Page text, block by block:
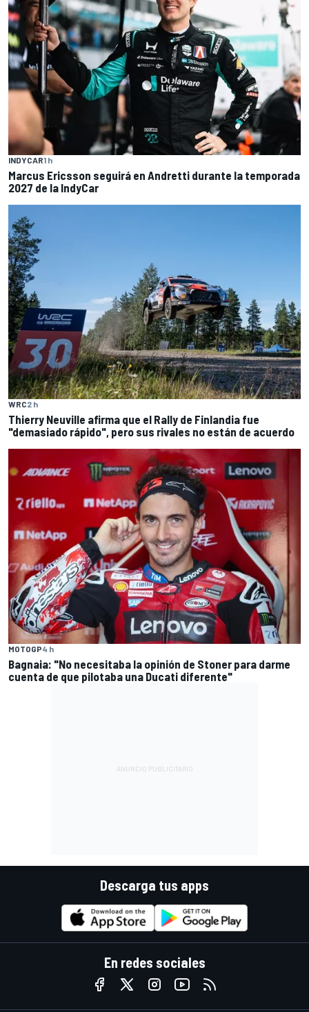
INDYCAR1 h
Marcus Ericsson seguirá en Andretti durante la temporada
2027 de la IndyCar
WRC2 h
Thierry Neuville afirma que el Rally de Finlandia fue
"demasiado rápido", pero sus rivales no están de acuerdo
MOTOGP4 h
Bagnaia: "No necesitaba la opinión de Stoner para darme
cuenta de que pilotaba una Ducati diferente"
Descarga tus apps
En redes sociales